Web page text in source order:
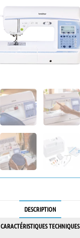
DESCRIPTION
CARACTÉRISTIQUES TECHNIQUES